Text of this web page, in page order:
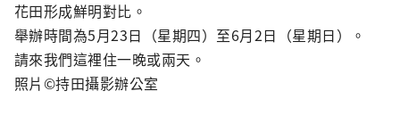
花田形成鮮明對比。
舉辦時間為5月23日（星期四）至6月2日（星期日）。
請來我們這裡住一晚或兩天。
照片©持田攝影辦公室